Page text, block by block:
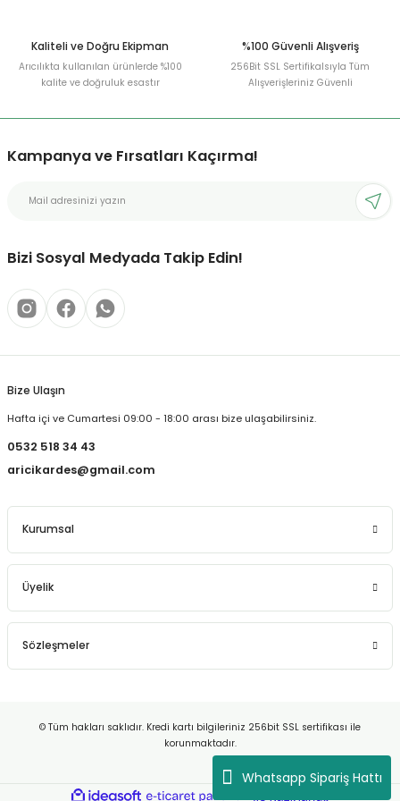
Whatsapp Sipariş Hattı
Kaliteli ve Doğru Ekipman
Arıcılıkta kullanılan ürünlerde %100
kalite ve doğruluk esastır
%100 Güvenli Alışveriş
256Bit SSL Sertifikalsıyla Tüm
Alışverişleriniz Güvenli
Kampanya ve Fırsatları Kaçırma!
Bizi Sosyal Medyada Takip Edin!
Bize Ulaşın
Hafta içi ve Cumartesi 09:00 - 18:00 arası bize ulaşabilirsiniz.
0532 518 34 43
aricikardes@gmail.com
Kurumsal
Üyelik
Sözleşmeler
© Tüm hakları saklıdır. Kredi kartı bilgileriniz 256bit SSL sertifikası ile
korunmaktadır.
ideasoft